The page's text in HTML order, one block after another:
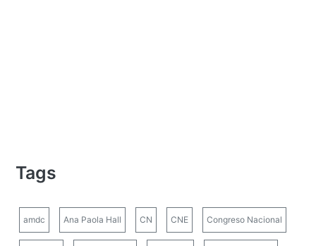
Tags
amdc Ana Paola Hall CN CNE Congreso Nacional